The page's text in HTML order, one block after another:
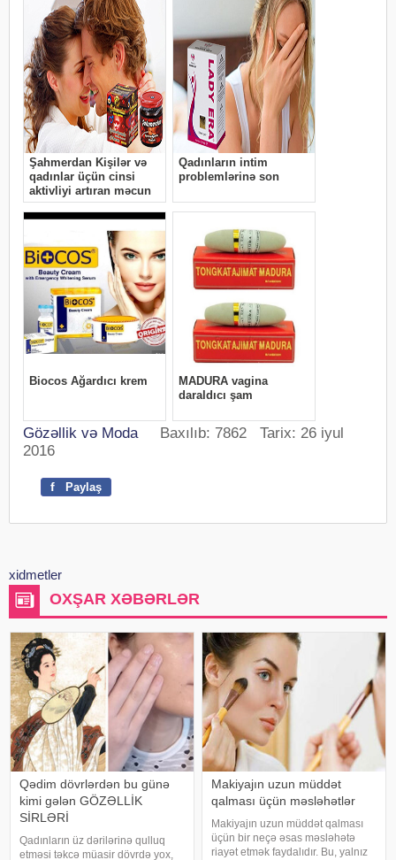
Gözəllik və Moda Baxılıb: 7862 Tarix: 26 iyul
2016
f Paylaş
xidmetler
OXŞAR XƏBƏRLƏR
Qədim dövrlərdən bu günə
kimi gələn GÖZƏLLİK
SİRLƏRİ
Qadınların üz dərilərinə qulluq
etməsi təkcə müasir dövrdə yox,
Makiyajın uzun müddət
qalması üçün məsləhətlər
Makiyajın uzun müddət qalması
üçün bir neçə əsas məsləhətə
riayət etmək faydalıdır. Bu, yalnız